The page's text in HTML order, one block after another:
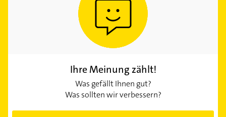
Ihre Meinung zählt!
Was gefällt Ihnen gut?
Was sollten wir verbessern?